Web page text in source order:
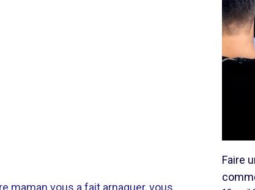
maman vous a fait arnaquer, vous
Faire